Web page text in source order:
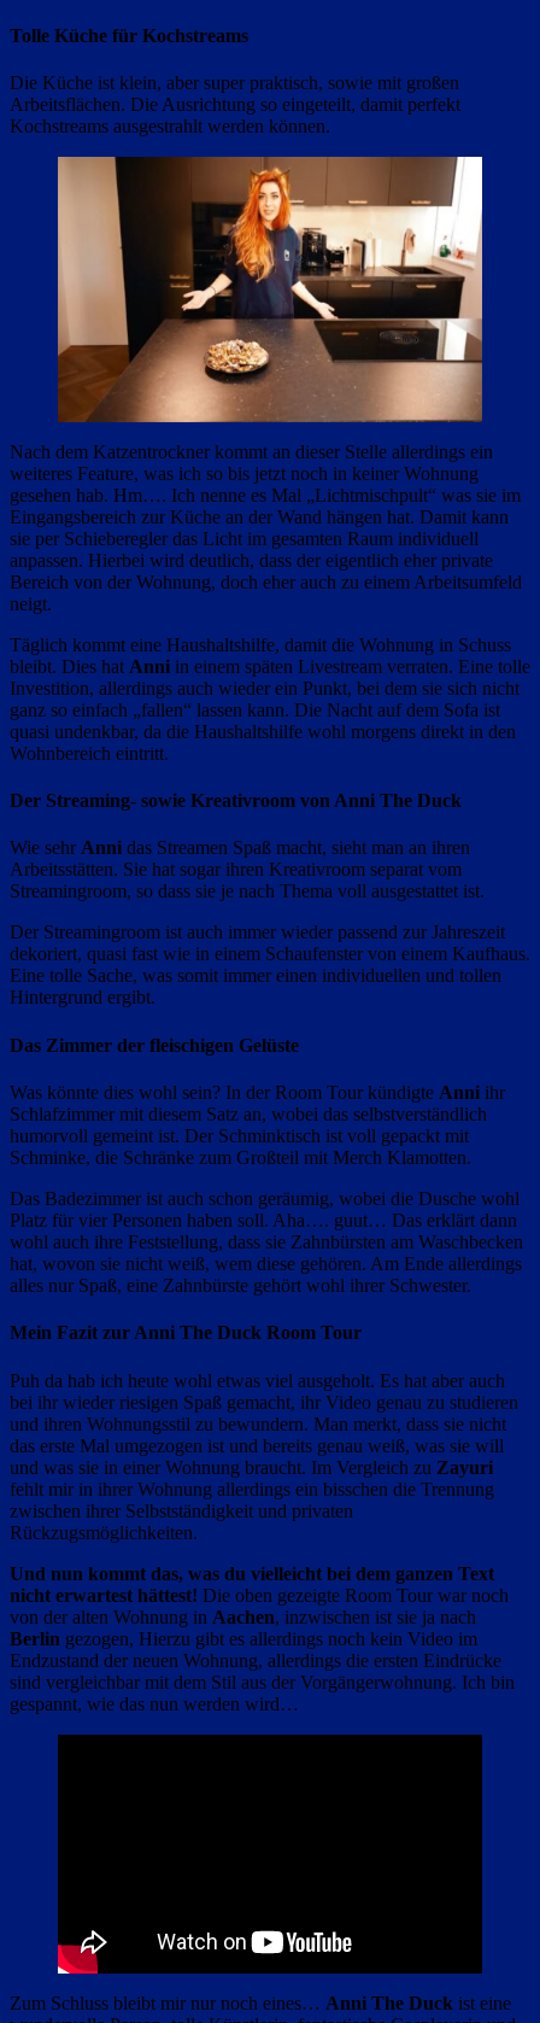
Tolle Küche für Kochstreams
Die Küche ist klein, aber super praktisch, sowie mit großen
Arbeitsflächen. Die Ausrichtung so eingeteilt, damit perfekt
Kochstreams ausgestrahlt werden können.
Nach dem Katzentrockner kommt an dieser Stelle allerdings ein
weiteres Feature, was ich so bis jetzt noch in keiner Wohnung
gesehen hab. Hm…. Ich nenne es Mal „Lichtmischpult“ was sie im
Eingangsbereich zur Küche an der Wand hängen hat. Damit kann
sie per Schieberegler das Licht im gesamten Raum individuell
anpassen. Hierbei wird deutlich, dass der eigentlich eher private
Bereich von der Wohnung, doch eher auch zu einem Arbeitsumfeld
neigt.
Täglich kommt eine Haushaltshilfe, damit die Wohnung in Schuss
bleibt. Dies hat Anni in einem späten Livestream verraten. Eine tolle
Investition, allerdings auch wieder ein Punkt, bei dem sie sich nicht
ganz so einfach „fallen“ lassen kann. Die Nacht auf dem Sofa ist
quasi undenkbar, da die Haushaltshilfe wohl morgens direkt in den
Wohnbereich eintritt.
Der Streaming- sowie Kreativroom von Anni The Duck
Wie sehr Anni das Streamen Spaß macht, sieht man an ihren
Arbeitsstätten. Sie hat sogar ihren Kreativroom separat vom
Streamingroom, so dass sie je nach Thema voll ausgestattet ist.
Der Streamingroom ist auch immer wieder passend zur Jahreszeit
dekoriert, quasi fast wie in einem Schaufenster von einem Kaufhaus.
Eine tolle Sache, was somit immer einen individuellen und tollen
Hintergrund ergibt.
Das Zimmer der fleischigen Gelüste
Was könnte dies wohl sein? In der Room Tour kündigte Anni ihr
Schlafzimmer mit diesem Satz an, wobei das selbstverständlich
humorvoll gemeint ist. Der Schminktisch ist voll gepackt mit
Schminke, die Schränke zum Großteil mit Merch Klamotten.
Das Badezimmer ist auch schon geräumig, wobei die Dusche wohl
Platz für vier Personen haben soll. Aha…. guut… Das erklärt dann
wohl auch ihre Feststellung, dass sie Zahnbürsten am Waschbecken
hat, wovon sie nicht weiß, wem diese gehören. Am Ende allerdings
alles nur Spaß, eine Zahnbürste gehört wohl ihrer Schwester.
Mein Fazit zur Anni The Duck Room Tour
Puh da hab ich heute wohl etwas viel ausgeholt. Es hat aber auch
bei ihr wieder riesigen Spaß gemacht, ihr Video genau zu studieren
und ihren Wohnungsstil zu bewundern. Man merkt, dass sie nicht
das erste Mal umgezogen ist und bereits genau weiß, was sie will
und was sie in einer Wohnung braucht. Im Vergleich zu Zayuri
fehlt mir in ihrer Wohnung allerdings ein bisschen die Trennung
zwischen ihrer Selbstständigkeit und privaten
Rückzugsmöglichkeiten.
Und nun kommt das, was du vielleicht bei dem ganzen Text
nicht erwartest hättest! Die oben gezeigte Room Tour war noch
von der alten Wohnung in Aachen, inzwischen ist sie ja nach
Berlin gezogen, Hierzu gibt es allerdings noch kein Video im
Endzustand der neuen Wohnung, allerdings die ersten Eindrücke
sind vergleichbar mit dem Stil aus der Vorgängerwohnung. Ich bin
gespannt, wie das nun werden wird…
Zum Schluss bleibt mir nur noch eines… Anni The Duck ist eine